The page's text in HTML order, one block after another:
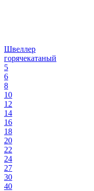
Швеллер
горячекатаный
5
6
8
10
12
14
16
18
20
22
24
27
30
40